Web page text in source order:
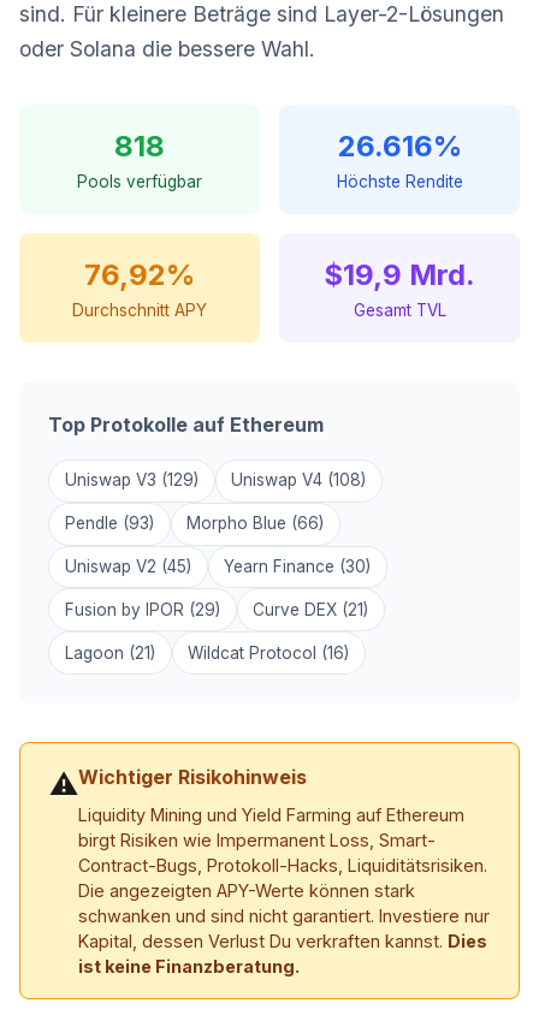
sind. Für kleinere Beträge sind Layer-2-Lösungen
oder Solana die bessere Wahl.
818
Pools verfügbar
26.616%
Höchste Rendite
76,92%
Durchschnitt APY
$19,9 Mrd.
Gesamt TVL
Top Protokolle auf Ethereum
Uniswap V3 (129) Uniswap V4 (108)
Pendle (93) Morpho Blue (66)
Uniswap V2 (45) Yearn Finance (30)
Fusion by IPOR (29) Curve DEX (21)
Lagoon (21) Wildcat Protocol (16)
⚠Wichtiger Risikohinweis
Liquidity Mining und Yield Farming auf Ethereum
birgt Risiken wie Impermanent Loss, Smart-
Contract-Bugs, Protokoll-Hacks, Liquiditätsrisiken.
Die angezeigten APY-Werte können stark
schwanken und sind nicht garantiert. Investiere nur
Kapital, dessen Verlust Du verkraften kannst. Dies
ist keine Finanzberatung.